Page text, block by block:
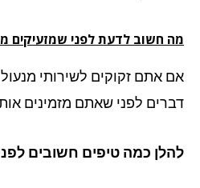
חשוב לדעת לפני שמזעיקים
אתם זקוקים לשירותי מנעולן,
לפני שאתם מזמינים אותו.
כמה טיפים חשובים לפני